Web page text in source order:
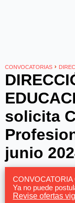
CONVOCATORIAS ›
solicita
junio
CONVOCATORIA
Ya no puede
Revise ofertas